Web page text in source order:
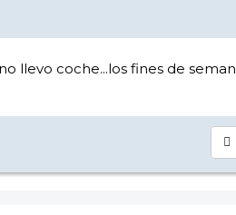
llevo coche...los fines de